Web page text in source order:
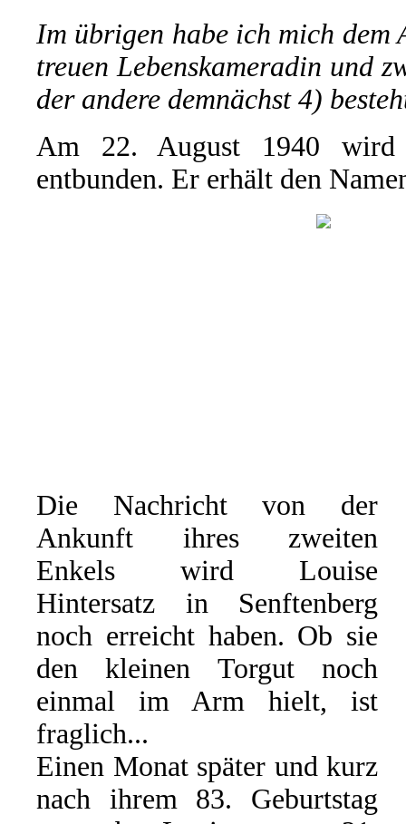
Im übrigen habe ich mich
treuen Lebenskameradin und
der andere demnächst 4)
Am 22. August 1940
entbunden. Er erhält den
Die Nachricht von der
Ankunft ihres zweiten
Enkels wird Louise
Hintersatz in Senftenberg
noch erreicht haben. Ob sie
den kleinen Torgut noch
einmal im Arm hielt, ist
fraglich...
Einen Monat später und kurz
nach ihrem 83. Geburtstag